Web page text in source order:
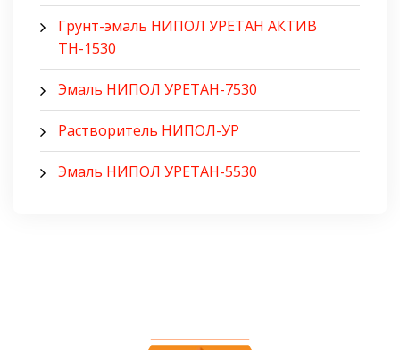
Грунт-эмаль НИПОЛ УРЕТАН АКТИВ
ТН-1530
Эмаль НИПОЛ УРЕТАН-7530
Растворитель НИПОЛ-УР
Эмаль НИПОЛ УРЕТАН-5530